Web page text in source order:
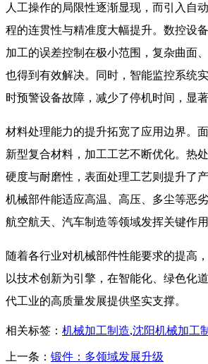
人工操作的局限性逐渐显现，而引入自
程的连贯性与精准度大幅提升。数控设
加工的误差控制在极小范围，复杂曲面
也得到有效解决。同时，智能监控系统
时预警设备故障，减少了停机时间，显
材料处理能力的提升拓宽了应用边界。
新型复合材料，加工工艺不断优化。热
硬度与耐磨性，表面处理工艺则提升了
机械部件能适应高温、高压、多尘等恶
航空航天、汽车制造等领域发挥关键作用
随着各行业对机械部件性能要求的提高
以技术创新为引擎，在智能化、绿色化
代工业的高质量发展提供坚实支撑。​
相关标签： 机械加工制造,沈阳机械加工
上一条： 锻件：多领域发展升级​